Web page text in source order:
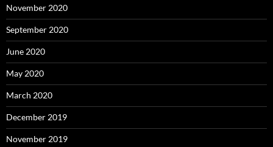
November 2020
September 2020
June 2020
May 2020
March 2020
December 2019
November 2019